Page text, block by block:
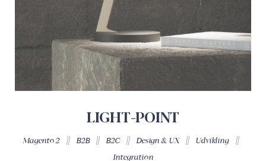
LIGHT-POINT
Magento 2 B2B || B2C || Design & UX || Udvikling ||
Integration